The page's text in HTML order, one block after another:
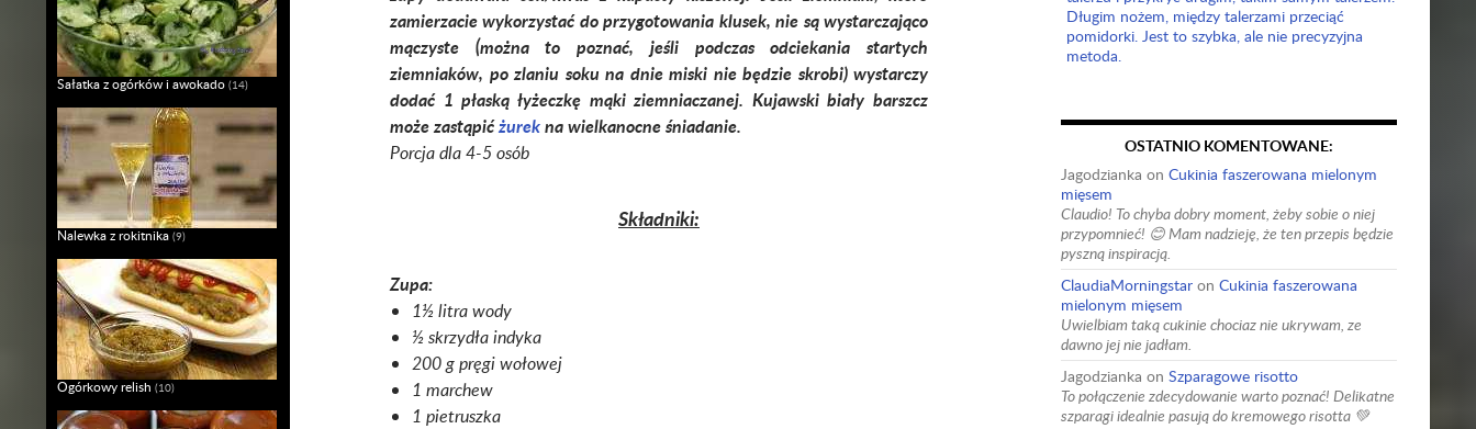
zamierzacie wykorzystać do przygotowania klusek, nie są wystarczająco
mączyste (można to poznać, jeśli podczas odciekania startych
ziemniaków, po zlaniu soku na dnie miski nie będzie skrobi) wystarczy
dodać 1 płaską łyżeczkę mąki ziemniaczanej. Kujawski biały barszcz
może zastąpićżurekna wielkanocne śniadanie.
Porcja dla 4-5 osób
Składniki:
Zupa:
1½ litra wody
½ skrzydła indyka
200 g pręgi wołowej
1 marchew
1 pietruszka
Długim nożem, między talerzami przeciąć
pomidorki. Jest to szybka, ale nie precyzyjna
metoda.
OSTATNIO KOMENTOWANE:
Jagodzianka on Cukinia faszerowana mielonym
mięsem
Claudio! To chyba dobry moment, żeby sobie o niej
przypomnieć! 😊 Mam nadzieję, że ten przepis będzie
pyszną inspiracją.
ClaudiaMorningstar on Cukinia faszerowana
mielonym mięsem
Uwielbiam taką cukinie chociaz nie ukrywam, ze
dawno jej nie jadłam.
Jagodzianka on Szparagowe risotto
To połączenie zdecydowanie warto poznać! Delikatne
szparagi idealnie pasują do kremowego risotta 💚
Sałatka z ogórków i awokado (14)
Nalewka z rokitnika (9)
Ogórkowy relish (10)